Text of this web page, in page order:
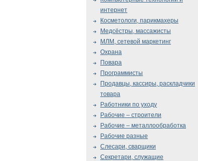
интернет
Косметологи, парикмахеры
Медсёстры, массажисты
МЛМ, сетевой маркетинг
Охрана
Повара
Программисты
Продавцы, кассиры, раскладчики
товара
Работники по уходу
Рабочие – строители
Рабочие – металлообработка
Рабочие разные
Слесари, сварщики
Секретари, служащие